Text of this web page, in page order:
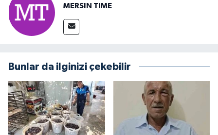
MERSIN TIME
Bunlar da ilginizi çekebilir